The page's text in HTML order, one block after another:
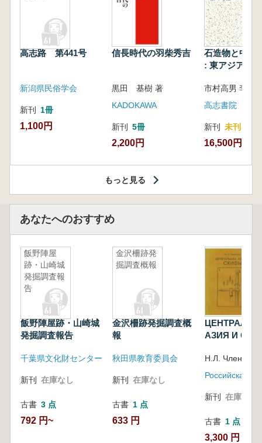
高志路 第441号
新潟県民俗学会
新刊 1冊
1,100円
信長時代の羽柴秀吉
黒田 基樹 著
KADOKAWA
新刊 5冊
2,200円
石造物と中世
: 東アジアと
高志書院
新刊 未刊
16,500円
もっと見る
あなたへのおすすめ
飯野陣屋
跡・山崎城
発掘調査報
告
飯野陣屋跡・山崎城
発掘調査報告
千葉県文化財センター
新刊 在庫なし
古書 3 点
792 円~
金沢柵跡発
掘調査概報
金沢柵跡発掘調査概
報
秋田県教育委員会
新刊 在庫なし
古書 1 点
633 円
АЗИЯ И
イ ) 1
Н.Л. Членова
新刊 在庫なし
古書 1 点
3,300 円